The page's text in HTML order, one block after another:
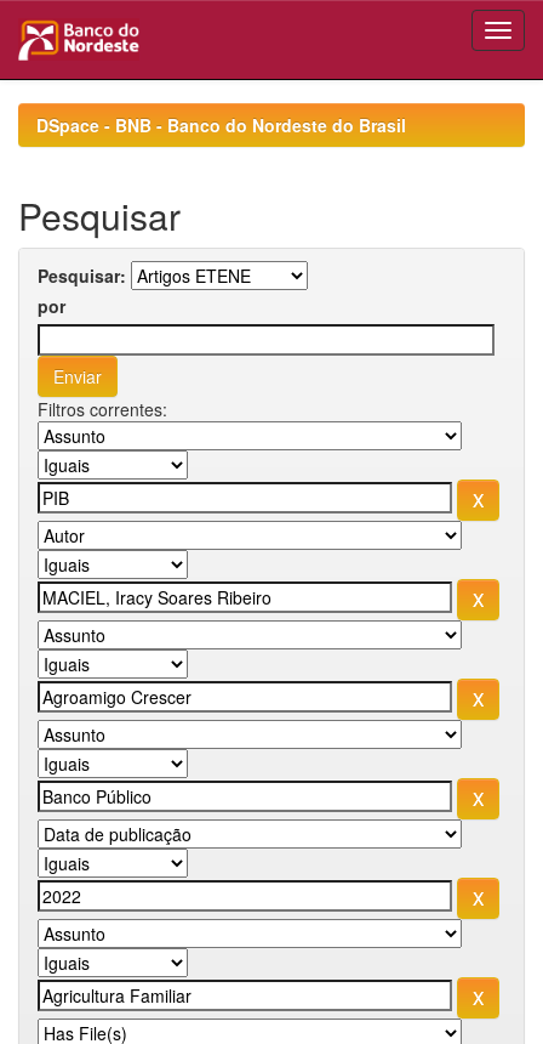
navigationDSpace - BNB - Banco do Nordeste do Brasil
Pesquisar
Pesquisar:
por
Filtros correntes: